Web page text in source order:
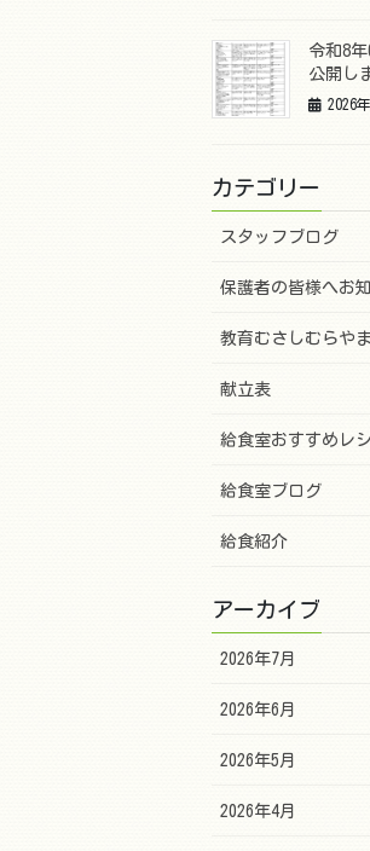
令和8
公開し
2026
カテゴリー
スタッフブログ
保護者の皆様へお
教育むさしむらやま
献立表
給食室おすすめレ
給食室ブログ
給食紹介
アーカイブ
2026年7月
2026年6月
2026年5月
2026年4月